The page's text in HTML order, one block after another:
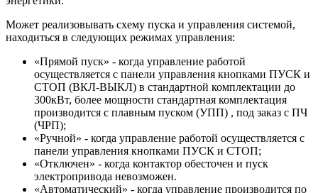
Может реализовывать схему пуска и управления системой,
находиться в следующих режимах управления:
«Прямой пуск» - когда управление работой
осуществляется с панели управления кнопками ПУСК и
СТОП (ВКЛ-ВЫКЛ) в стандартной комплектации до
300кВт, более мощности стандартная комплектация
производится с плавным пуском (УПП) , под заказ с ПЧ
(ЧРП);
«Ручной» - когда управление работой осуществляется с
панели управления кнопками ПУСК и СТОП;
«Отключен» - когда контактор обесточен и пуск
электропривода невозможен.
«Автоматический» - когда управление производится по